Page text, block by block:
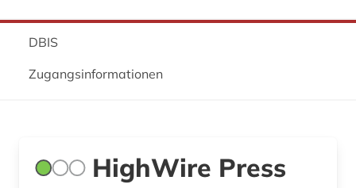
DBIS
Zugangsinformationen
HighWire Press